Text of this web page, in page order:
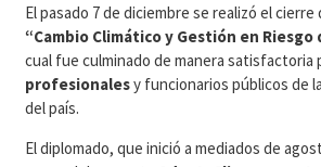
El pasado 7 de diciembre se realizó el cierre
“Cambio Climático y Gestión en Riesgo
cual fue culminado de manera satisfactoria
profesionalesy funcionarios públicos de
del país.
El diplomado, que inició a mediados de